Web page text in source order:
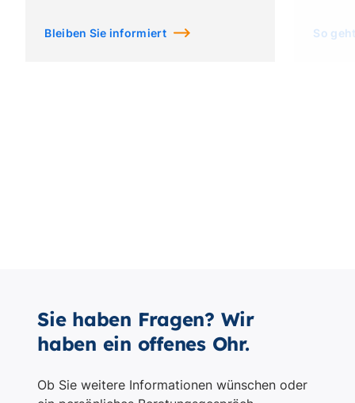
Sie haben Fragen? Wir
haben ein offenes Ohr.
Ob Sie weitere Informationen wünschen oder